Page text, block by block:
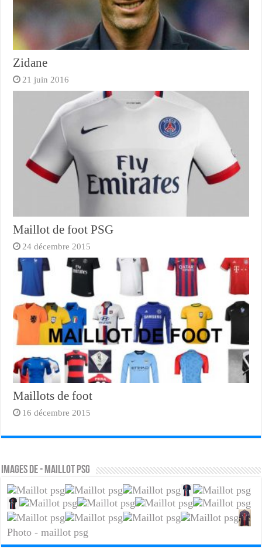
Zidane
21 juin 2016
Maillot de foot PSG
24 décembre 2015
Maillots de foot
16 décembre 2015
Images de - maillot psg
Photo - maillot psg